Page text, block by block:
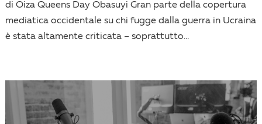
di Oiza Queens Day Obasuyi Gran parte della copertura
mediatica occidentale su chi fugge dalla guerra in Ucraina
è stata altamente criticata – soprattutto...